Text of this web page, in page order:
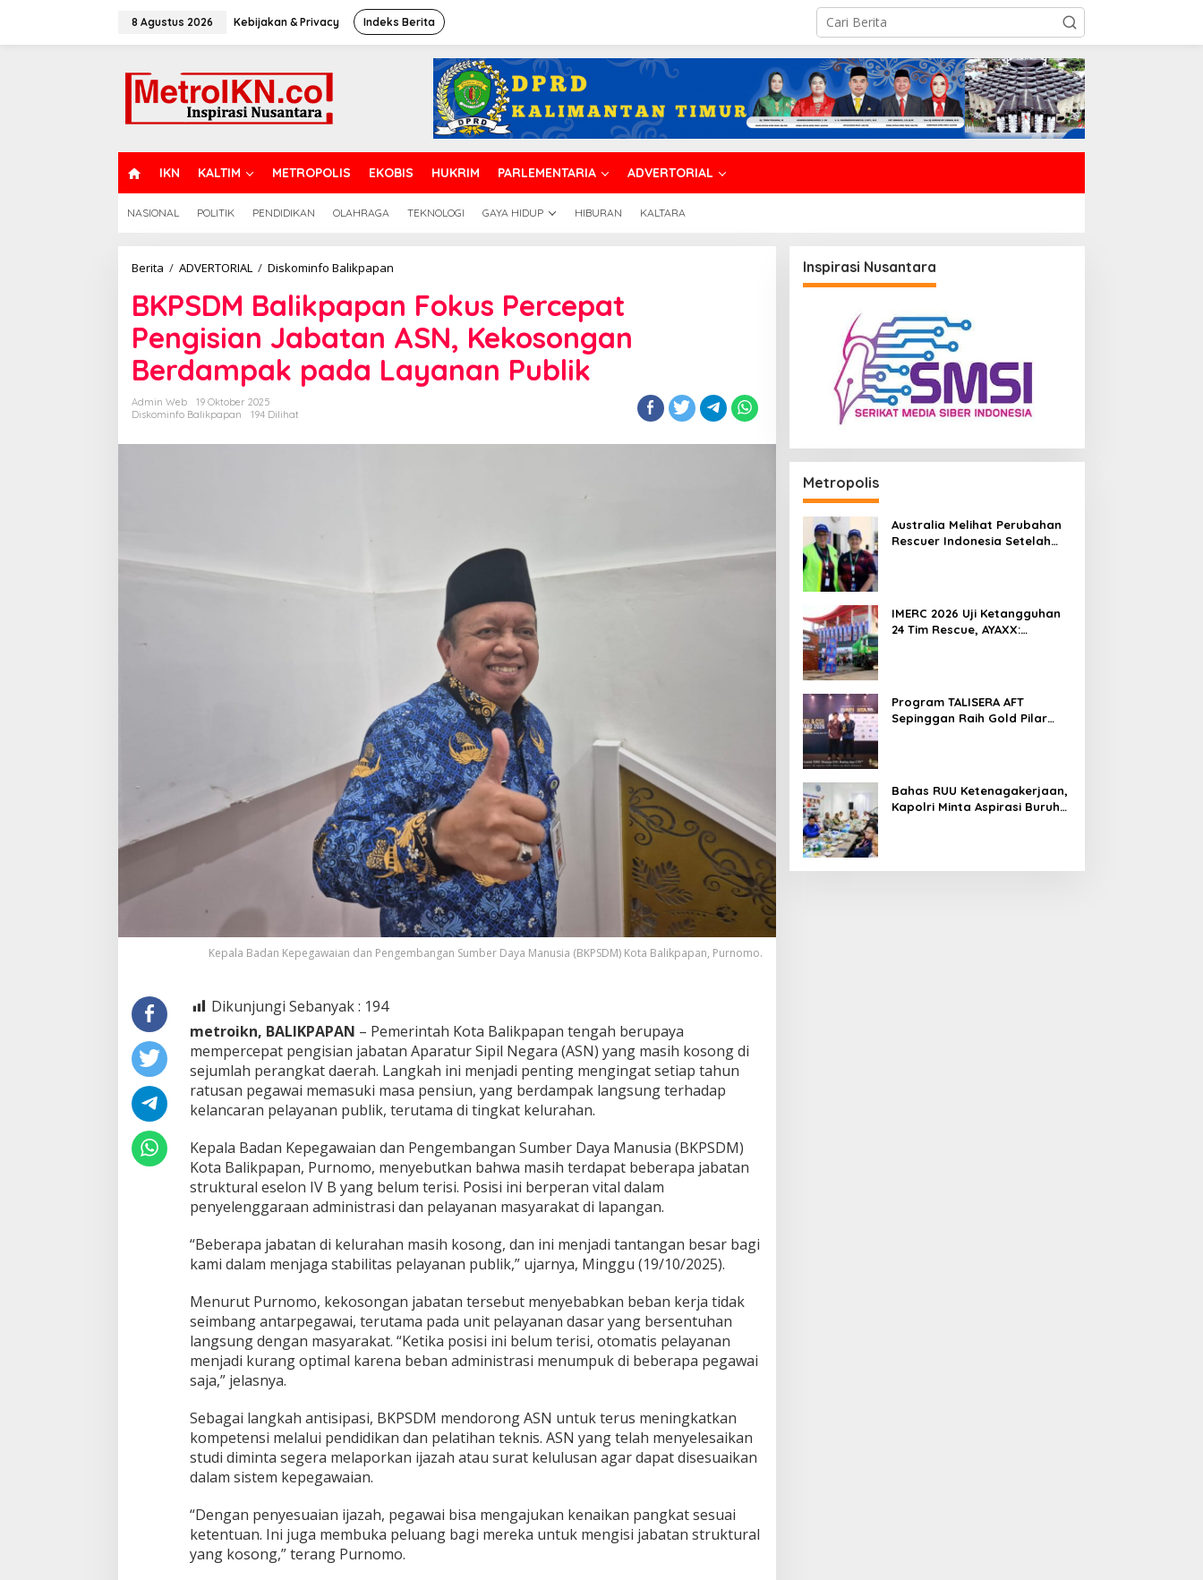
8 Agustus 2026 Kebijakan & Privacy Indeks Berita
O
M
IKN KALTIM METROPOLIS EKOBIS HUKRIM PARLEMENTARIA ADVERTORIAL
NASIONAL POLITIK PENDIDIKAN OLAHRAGA TEKNOLOGI GAYA HIDUP HIBURAN KALTARA
Berita / ADVERTORIAL / Diskominfo Balikpapan
Fokus
Percepat
Pengisian
Jabatan
ASN,
Kekosongan
Publik
BKPSDM Balikpapan Fokus Percepat
Pengisian Jabatan ASN, Kekosongan
Berdampak pada Layanan Publik
Admin Web
19 Oktober 2025
Diskominfo Balikpapan
194 Dilihat
Kepala Badan Kepegawaian dan Pengembangan Sumber Daya Manusia (BKPSDM) Kota Balikpapan, Purnomo.
Dikunjungi Sebanyak : 194
metroikn, BALIKPAPAN – Pemerintah Kota Balikpapan tengah berupaya
mempercepat pengisian jabatan Aparatur Sipil Negara (ASN) yang masih kosong di
sejumlah perangkat daerah. Langkah ini menjadi penting mengingat setiap tahun
ratusan pegawai memasuki masa pensiun, yang berdampak langsung terhadap
kelancaran pelayanan publik, terutama di tingkat kelurahan.
Kepala Badan Kepegawaian dan Pengembangan Sumber Daya Manusia (BKPSDM)
Kota Balikpapan, Purnomo, menyebutkan bahwa masih terdapat beberapa jabatan
struktural eselon IV B yang belum terisi. Posisi ini berperan vital dalam
penyelenggaraan administrasi dan pelayanan masyarakat di lapangan.
“Beberapa jabatan di kelurahan masih kosong, dan ini menjadi tantangan besar bagi
kami dalam menjaga stabilitas pelayanan publik,” ujarnya, Minggu (19/10/2025).
Menurut Purnomo, kekosongan jabatan tersebut menyebabkan beban kerja tidak
seimbang antarpegawai, terutama pada unit pelayanan dasar yang bersentuhan
langsung dengan masyarakat. “Ketika posisi ini belum terisi, otomatis pelayanan
menjadi kurang optimal karena beban administrasi menumpuk di beberapa pegawai
saja,” jelasnya.
Sebagai langkah antisipasi, BKPSDM mendorong ASN untuk terus meningkatkan
kompetensi melalui pendidikan dan pelatihan teknis. ASN yang telah menyelesaikan
studi diminta segera melaporkan ijazah atau surat kelulusan agar dapat disesuaikan
dalam sistem kepegawaian.
“Dengan penyesuaian ijazah, pegawai bisa mengajukan kenaikan pangkat sesuai
ketentuan. Ini juga membuka peluang bagi mereka untuk mengisi jabatan struktural
yang kosong,” terang Purnomo.
Inspirasi Nusantara
Metropolis
Australia Melihat Perubahan
Rescuer Indonesia Setelah
IMERC 2026 Uji Ketangguhan
24 Tim Rescue, AYAXX:
Program TALISERA AFT
Sepinggan Raih Gold Pilar
Bahas RUU Ketenagakerjaan,
Kapolri Minta Aspirasi Buruh